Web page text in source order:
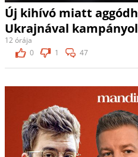
Új kihívó miatt
Ukrajnával kampányol
12 órája
0
1 47